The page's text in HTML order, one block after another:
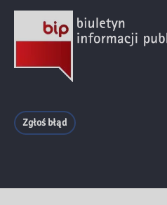
Zgłoś błąd